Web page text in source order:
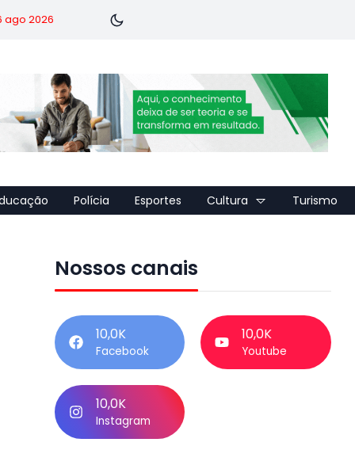
ago 2026
Polícia Esportes Cultura Turismo
Nossos canais
10,0K
Facebook
10,0K
Youtube
10,0K
Instagram